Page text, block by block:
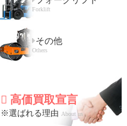
Forklift
その他
Others
高価買取宣言
※選ばれる理由 About us